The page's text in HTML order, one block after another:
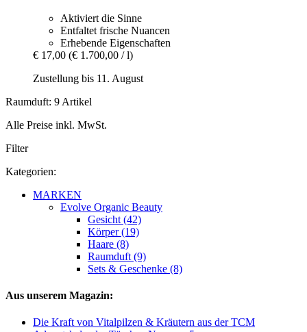
Aktiviert die Sinne
Entfaltet frische Nuancen
Erhebende Eigenschaften
€ 17,00 (€ 1.700,00 / l)
Zustellung bis 11. August
Raumduft: 9 Artikel
Alle Preise inkl. MwSt.
Filter
Kategorien:
MARKEN
Evolve Organic Beauty
Gesicht (42)
Körper (19)
Haare (8)
Raumduft (9)
Sets & Geschenke (8)
Aus unserem Magazin:
Die Kraft von Vitalpilzen & Kräutern aus der TCM